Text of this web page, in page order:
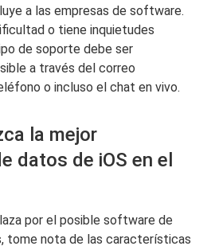
a las empresas de software.
o tiene inquietudes
de soporte debe ser
a través del correo
o incluso el chat en vivo.
la mejor
datos de iOS en el
por el posible software de
tome nota de las características